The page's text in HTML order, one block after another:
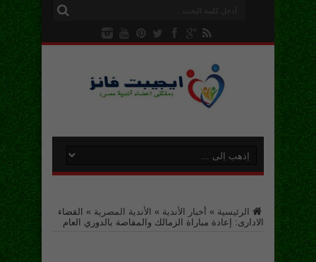
الرئيسية » أخبار الأندية » الأندية المصرية » القضاء
الادارى: إعادة مباراة الزمالك والمقاصة بالدوري العام